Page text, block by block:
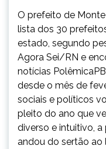
O prefeito de
lista dos 30
estado, segundo
Agora Sei/RN e
notícias
desde o mês de
sociais e políticos
pleito do ano que
diverso e intuitivo, a
andou do sertão ao